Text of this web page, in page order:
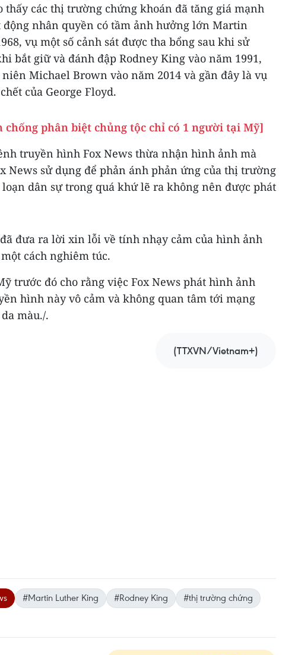
thấy các thị trường chứng khoán đã tăng giá mạnh
động nhân quyền có tầm ảnh hưởng lớn Martin
vụ một số cảnh sát được tha bổng sau khi sử
bắt giữ và đánh đập Rodney King vào năm 1991,
Michael Brown vào năm 2014 và gần đây là vụ
của George Floyd.
phân biệt chủng tộc chỉ có 1 người tại Mỹ]
truyền hình Fox News thừa nhận hình ảnh mà
News sử dụng để phản ánh phản ứng của thị trường
dân sự trong quá khứ lẽ ra không nên được phát
đưa ra lời xin lỗi về tính nhạy cảm của hình ảnh
cách nghiêm túc.
trước đó cho rằng việc Fox News phát hình ảnh
hình này vô cảm và không quan tâm tới mạng
màu./.
(TTXVN/Vietnam+)
#Martin Luther King #Rodney King
#thị trường chứng